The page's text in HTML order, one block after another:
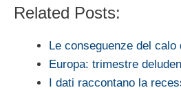
Related Posts:
Le conseguenze del calo
Europa: trimestre
I dati raccontano la